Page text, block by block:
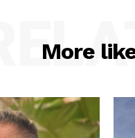
More